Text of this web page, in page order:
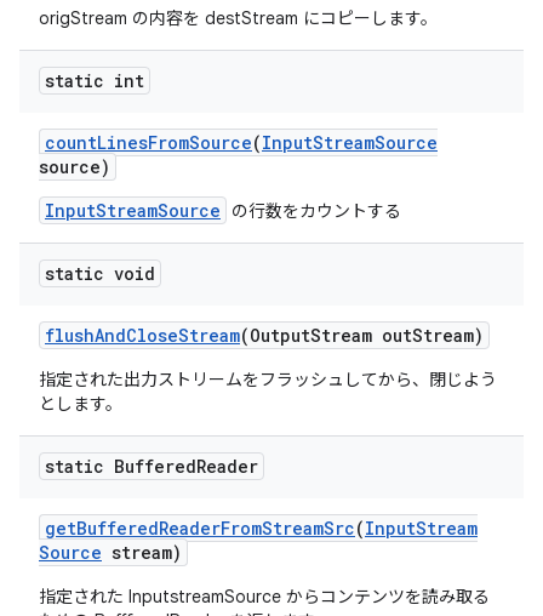
origStream の内容を destStream にコピーします。
static int
countLinesFromSource(InputStreamSource
source)
InputStreamSource
の行数をカウントする
static void
flushAndCloseStream(OutputStream outStream)
指定された出力ストリームをフラッシュしてから、閉じよう
とします。
static BufferedReader
getBufferedReaderFromStreamSrc(InputStream
Source stream)
指定された InputstreamSource からコンテンツを読み取る